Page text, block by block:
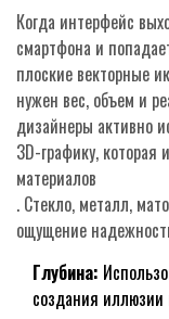
Когда интерфейс
смартфона и
плоские векторные
нужен вес, объем и
дизайнеры активно
3D-графику, которая
материалов
. Стекло, металл,
ощущение
Глубина:
создания иллюзии